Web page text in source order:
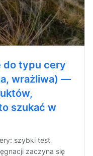
do typu cery
wrażliwa) —
szukać w
szybki test
zaczyna się